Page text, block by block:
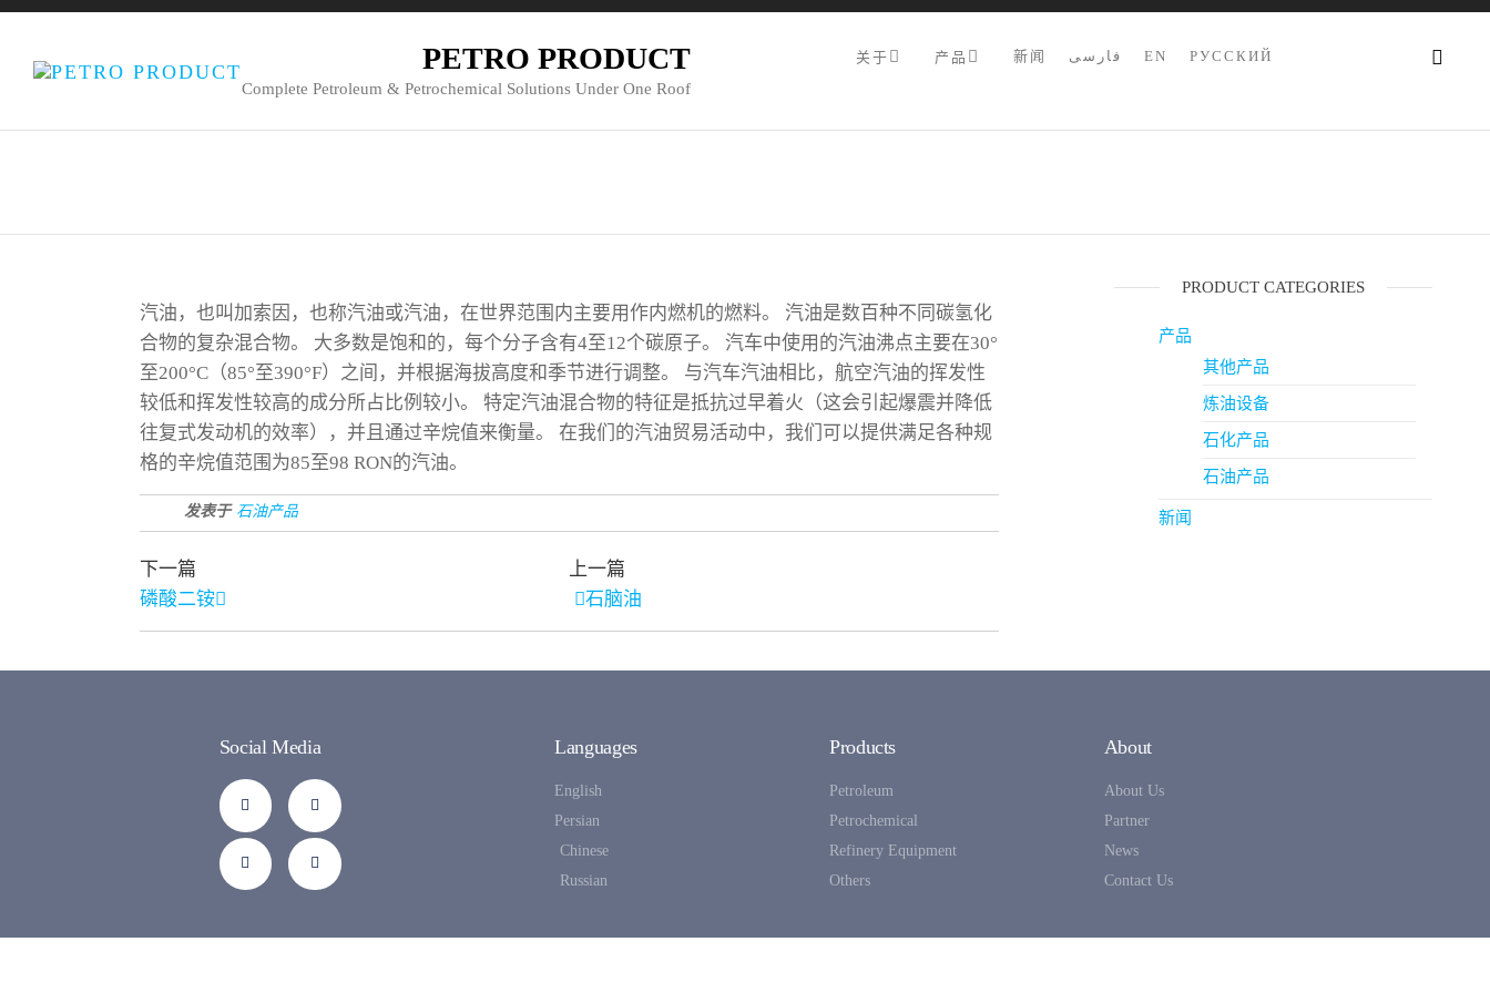
PETRO PRODUCT
Complete Petroleum & Petrochemical Solutions Under One Roof
关于 产品 新闻 فارسی EN РУССКИЙ
汽油，也叫加索因，也称汽油或汽油，在世界范围内主要用作内燃机的燃料。 汽油是数百种不同碳氢化
合物的复杂混合物。 大多数是饱和的，每个分子含有4至12个碳原子。 汽车中使用的汽油沸点主要在30°
至200°C（85°至390°F）之间，并根据海拔高度和季节进行调整。 与汽车汽油相比，航空汽油的挥发性
较低和挥发性较高的成分所占比例较小。 特定汽油混合物的特征是抵抗过早着火（这会引起爆震并降低
往复式发动机的效率），并且通过辛烷值来衡量。 在我们的汽油贸易活动中，我们可以提供满足各种规
格的辛烷值范围为85至98 RON的汽油。
发表于 石油产品
上一篇
石脑油
下一篇
磷酸二铵
PRODUCT CATEGORIES
产品
其他产品
炼油设备
石化产品
石油产品
新闻
Social Media Languages
English
Persian
Chinese
Russian
Products
Petroleum
Petrochemical
Refinery Equipment
Others
About
About Us
Partner
News
Contact Us